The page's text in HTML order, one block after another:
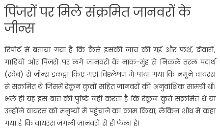
पिंजरों पर मिले संक्रमित जानवरों के
जीन्स
रिपोर्ट में बताया गया है कि कैसे इसकी जांच की गई और फर्श, दीवारों,
गाड़ियों और पिंजरों पर लगे जानवरों के नाक-मुंह से निकले तरल पदार्थ
(स्वैब) से जीन्स इकट्ठा किए गए। विश्लेषण में पाया गया कि नमूने वायरस
से संक्रमित थे जिसमें रेकून कुत्तों सहित जानवरों की अनुवांशिक सामग्री थी।
भले ही यह इस बात की पुष्टि नहीं करता है कि रेकून कुत्ते संक्रमित थे या
उन्होंने वायरस को मनुष्यों में पहुंचाने का काम किया, लेकिन शोध में कहा
गया है कि वायरस जंगली जानवरों से ही फैला है।